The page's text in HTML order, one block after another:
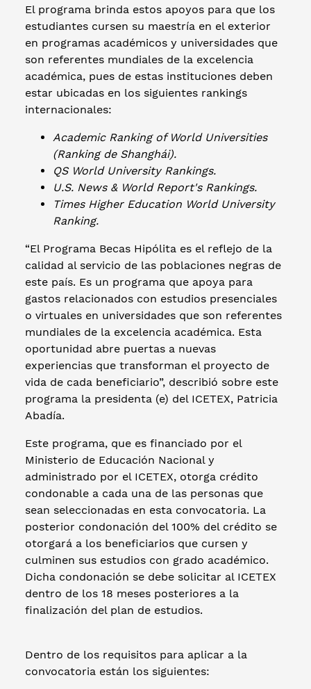
El programa brinda estos apoyos para que los
estudiantes cursen su maestría en el exterior
en programas académicos y universidades que
son referentes mundiales de la excelencia
académica, pues de estas instituciones deben
estar ubicadas en los siguientes rankings
internacionales:
Academic Ranking of World Universities
(Ranking de Shanghái).
QS World University Rankings.
U.S. News & World Report's Rankings.
Times Higher Education World University
Ranking.
“El Programa Becas Hipólita es el reflejo de la
calidad al servicio de las poblaciones negras de
este país. Es un programa que apoya para
gastos relacionados con estudios presenciales
o virtuales en universidades que son referentes
mundiales de la excelencia académica. Esta
oportunidad abre puertas a nuevas
experiencias que transforman el proyecto de
vida de cada beneficiario”, describió sobre este
programa la presidenta (e) del ICETEX, Patricia
Abadía.
Este programa, que es financiado por el
Ministerio de Educación Nacional y
administrado por el ICETEX, otorga crédito
condonable a cada una de las personas que
sean seleccionadas en esta convocatoria. La
posterior condonación del 100% del crédito se
otorgará a los beneficiarios que cursen y
culminen sus estudios con grado académico.
Dicha condonación se debe solicitar al ICETEX
dentro de los 18 meses posteriores a la
finalización del plan de estudios.
Dentro de los requisitos para aplicar a la
convocatoria están los siguientes: